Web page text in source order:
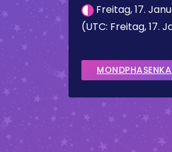
Freitag, 17.
(UTC: Freitag, 17.